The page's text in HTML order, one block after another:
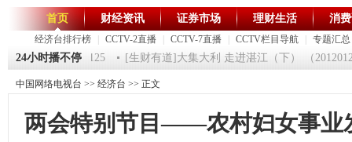
首页
经济台排行榜 CCTV-2直播 CCTV-7直播 CCTV栏目导航 专题汇总
财经资讯 证券市场 理财生活 消
24小时播不停
间》 20120125 [生财有道]大集大利 走进湛江（下） （20120124 ）
中国网络电视台 >> 经济台 >> 正文
两会特别节目——农村妇女事业